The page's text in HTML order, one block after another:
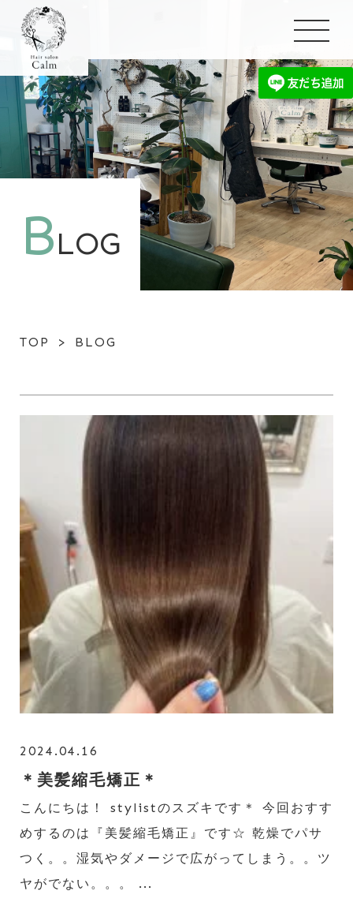
BLOG
TOP > BLOG
2024.04.16
＊美髪縮毛矯正＊
こんにちは！ stylistのスズキです＊ 今回おすす
めするのは『美髪縮毛矯正』です☆ 乾燥でパサ
つく。。湿気やダメージで広がってしまう。。ツ
ヤがでない。。。 ...